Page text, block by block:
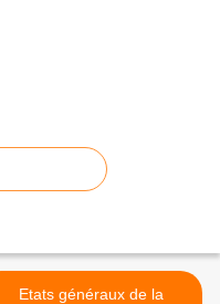
Etats généraux de la